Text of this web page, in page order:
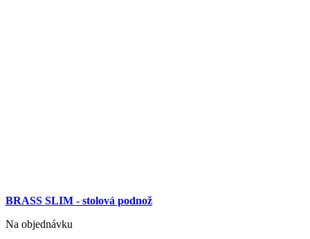
BRASS SLIM - stolová podnož
Na objednávku